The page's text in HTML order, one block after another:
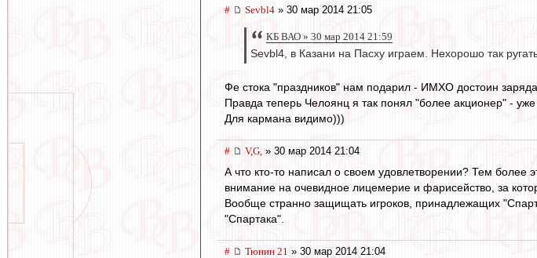
# Sevbl4 » 30 мар 2014 21:05
КБ ВАО » 30 мар 2014 21:59
Sevbl4, в Казани на Пасху играем. Нехорошо так
Фе стока "праздников" нам подарил - ИМХО достоин заряда.
Правда теперь Челоянц я так понял "более акционер" -
Для кармана видимо)))
# V,G, » 30 мар 2014 21:04
А что кто-то написал о своем удовлетворении? Тем более
внимание на очевидное лицемерие и фарисейство, за
Вообще странно защищать игроков, принадлежащих
"Спартака".
# Тюнин 21 » 30 мар 2014 21:04